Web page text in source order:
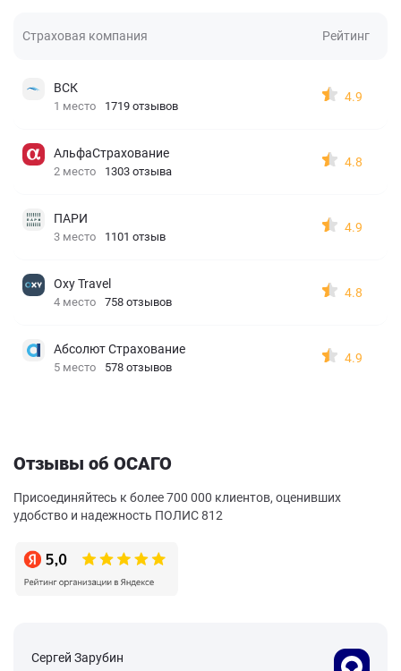
Страховая компания Рейтинг
ВСК
1 место 1719 отзывов
4.9
АльфаСтрахование
2 место 1303 отзыва
4.8
ПАРИ
3 место 1101 отзыв
4.9
Oxy Travel
4 место 758 отзывов
4.8
Абсолют Страхование
5 место 578 отзывов
4.9
Отзывы об ОСАГО
Присоединяйтесь к более 700 000 клиентов, оценивших
удобство и надежность ПОЛИС 812
Сергей Зарубин